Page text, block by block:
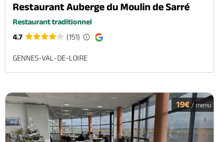
Restaurant Auberge du Moulin de Sarré
Restaurant traditionnel
4.7
(151)
GENNES-VAL-DE-LOIRE
19€/ menu